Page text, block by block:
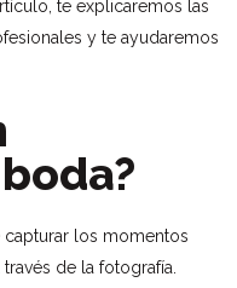
te explicaremos las
y te ayudaremos
los momentos
de la fotografía.